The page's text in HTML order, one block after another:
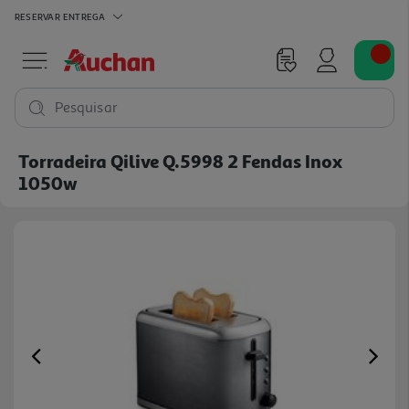
RESERVAR ENTREGA
Pesquisar
Torradeira Qilive Q.5998 2 Fendas Inox
1050w
Previous